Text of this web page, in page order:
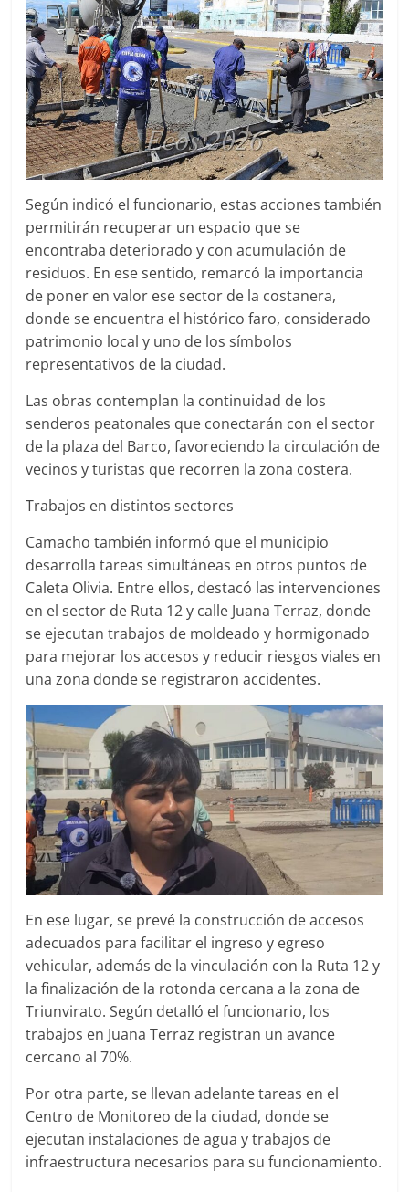
Según indicó el funcionario, estas acciones también
permitirán recuperar un espacio que se
encontraba deteriorado y con acumulación de
residuos. En ese sentido, remarcó la importancia
de poner en valor ese sector de la costanera,
donde se encuentra el histórico faro, considerado
patrimonio local y uno de los símbolos
representativos de la ciudad.
Las obras contemplan la continuidad de los
senderos peatonales que conectarán con el sector
de la plaza del Barco, favoreciendo la circulación de
vecinos y turistas que recorren la zona costera.
Trabajos en distintos sectores
Camacho también informó que el municipio
desarrolla tareas simultáneas en otros puntos de
Caleta Olivia. Entre ellos, destacó las intervenciones
en el sector de Ruta 12 y calle Juana Terraz, donde
se ejecutan trabajos de moldeado y hormigonado
para mejorar los accesos y reducir riesgos viales en
una zona donde se registraron accidentes.
En ese lugar, se prevé la construcción de accesos
adecuados para facilitar el ingreso y egreso
vehicular, además de la vinculación con la Ruta 12 y
la finalización de la rotonda cercana a la zona de
Triunvirato. Según detalló el funcionario, los
trabajos en Juana Terraz registran un avance
cercano al 70%.
Por otra parte, se llevan adelante tareas en el
Centro de Monitoreo de la ciudad, donde se
ejecutan instalaciones de agua y trabajos de
infraestructura necesarios para su funcionamiento.